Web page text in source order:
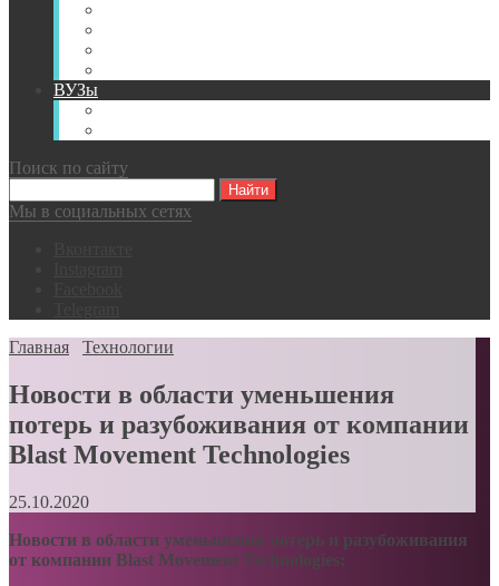
ВУЗы
Поиск по сайту
Мы в социальных сетях
Главная
Технологии
Новости в области уменьшения
потерь и разубоживания от компании
Blast Movement Technologies
25.10.2020
Новости в области уменьшения потерь и разубоживания
от компании Blast Movement Technologies: